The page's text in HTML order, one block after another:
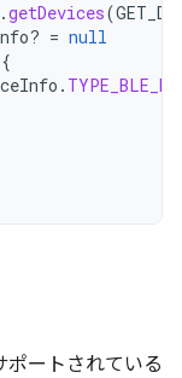
.getDevices(
= null
{
.
ートされている